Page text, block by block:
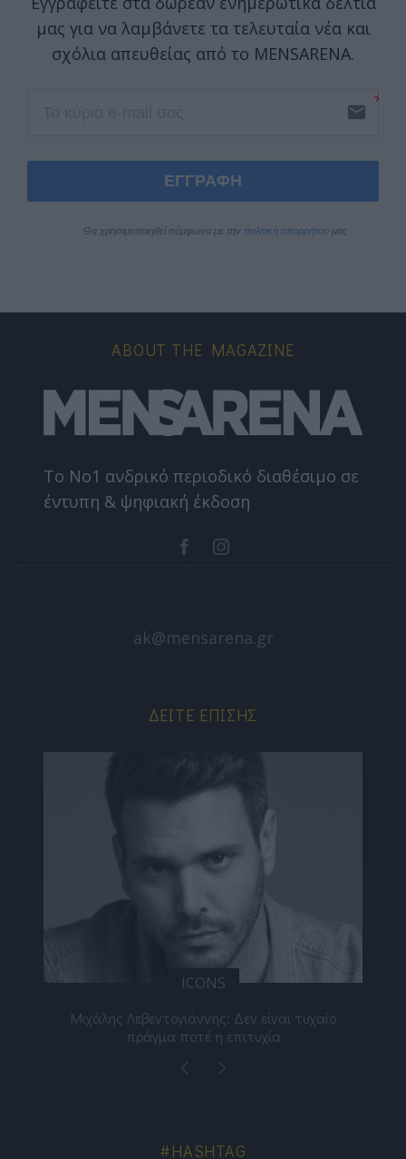
μας για να λαμβάνετε τα τελευταία νέα και
σχόλια απευθείας από το MENSARENA.
email
ΕΓΓΡΑΦΗ
Θα χρησιμοποιηθεί σύμφωνα με την πολιτική απορρήτου μας
ABOUT THE MAGAZINE
Το Nο1 ανδρικό περιοδικό διαθέσιμο σε
έντυπη & ψηφιακή έκδοση
ak@mensarena.gr
ΔΕΊΤΕ ΕΠΊΣΗΣ
ICONS
Μιχάλης Λεβεντογιάννης: Δεν είναι τυχαίο
πράγμα ποτέ η επιτυχία
#HASHTAG